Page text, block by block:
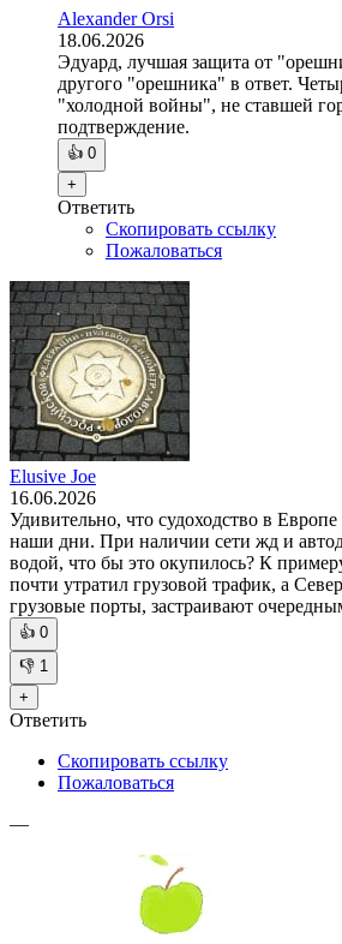
Alexander Orsi
18.06.2026
Эдуард, лучшая защита от
другого "орешника" в ответ.
"холодной войны", не ставшей
подтверждение.
👍 0
+
Ответить
Скопировать ссылку
Пожаловаться
Elusive Joe
16.06.2026
Удивительно, что судоходство в Европе
наши дни. При наличии сети жд и
водой, что бы это окупилось? К
почти утратил грузовой трафик, а
грузовые порты, застраивают
👍 0
👎 1
+
Ответить
Скопировать ссылку
Пожаловаться
—